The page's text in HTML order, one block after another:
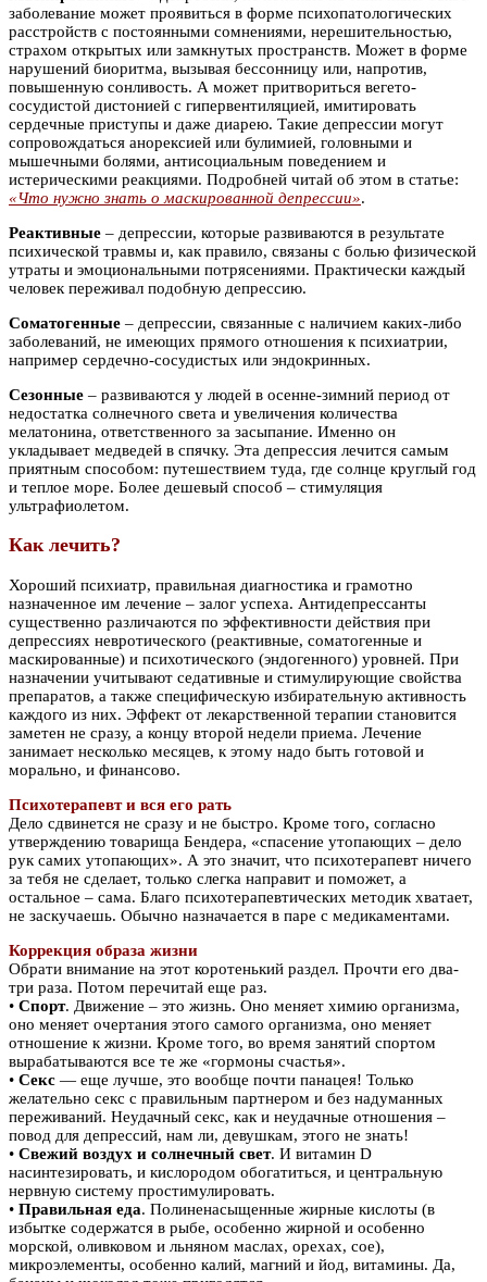
заболевание может проявиться в форме психопатологических
расстройств с постоянными сомнениями, нерешительностью,
страхом открытых или замкнутых пространств. Может в форме
нарушений биоритма, вызывая бессонницу или, напротив,
повышенную сонливость. А может притвориться вегето-
сосудистой дистонией с гипервентиляцией, имитировать
сердечные приступы и даже диарею. Такие депрессии могут
сопровождаться анорексией или булимией, головными и
мышечными болями, антисоциальным поведением и
истерическими реакциями. Подробней читай об этом в статье:
«Что нужно знать о маскированной депрессии».
Реактивные – депрессии, которые развиваются в результате
психической травмы и, как правило, связаны с болью физической
утраты и эмоциональными потрясениями. Практически каждый
человек переживал подобную депрессию.
Соматогенные – депрессии, связанные с наличием каких-либо
заболеваний, не имеющих прямого отношения к психиатрии,
например сердечно-сосудистых или эндокринных.
Сезонные – развиваются у людей в осенне-зимний период от
недостатка солнечного света и увеличения количества
мелатонина, ответственного за засыпание. Именно он
укладывает медведей в спячку. Эта депрессия лечится самым
приятным способом: путешествием туда, где солнце круглый год
и теплое море. Более дешевый способ – стимуляция
ультрафиолетом.
Как лечить?
Хороший психиатр, правильная диагностика и грамотно
назначенное им лечение – залог успеха. Антидепрессанты
существенно различаются по эффективности действия при
депрессиях невротического (реактивные, соматогенные и
маскированные) и психотического (эндогенного) уровней. При
назначении учитывают седативные и стимулирующие свойства
препаратов, а также специфическую избирательную активность
каждого из них. Эффект от лекарственной терапии становится
заметен не сразу, а концу второй недели приема. Лечение
занимает несколько месяцев, к этому надо быть готовой и
морально, и финансово.
Психотерапевт и вся его рать
Дело сдвинется не сразу и не быстро. Кроме того, согласно
утверждению товарища Бендера, «спасение утопающих – дело
рук самих утопающих». А это значит, что психотерапевт ничего
за тебя не сделает, только слегка направит и поможет, а
остальное – сама. Благо психотерапевтических методик хватает,
не заскучаешь. Обычно назначается в паре с медикаментами.
Коррекция образа жизни
Обрати внимание на этот коротенький раздел. Прочти его два-
три раза. Потом перечитай еще раз.
• Спорт. Движение – это жизнь. Оно меняет химию организма,
оно меняет очертания этого самого организма, оно меняет
отношение к жизни. Кроме того, во время занятий спортом
вырабатываются все те же «гормоны счастья».
• Секс — еще лучше, это вообще почти панацея! Только
желательно секс с правильным партнером и без надуманных
переживаний. Неудачный секс, как и неудачные отношения –
повод для депрессий, нам ли, девушкам, этого не знать!
• Свежий воздух и солнечный свет. И витамин D
насинтезировать, и кислородом обогатиться, и центральную
нервную систему простимулировать.
• Правильная еда. Полиненасыщенные жирные кислоты (в
избытке содержатся в рыбе, особенно жирной и особенно
морской, оливковом и льняном маслах, орехах, сое),
микроэлементы, особенно калий, магний и йод, витамины. Да,